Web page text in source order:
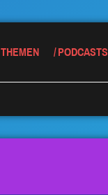
THEMEN PODCASTS